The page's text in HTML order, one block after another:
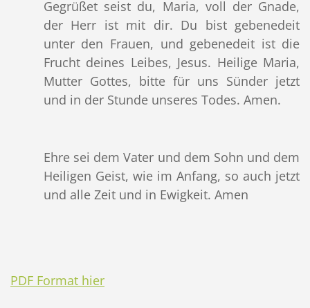
Gegrüßet seist du, Maria, voll der Gnade,
der Herr ist mit dir. Du bist gebenedeit
unter den Frauen, und gebenedeit ist die
Frucht deines Leibes, Jesus. Heilige Maria,
Mutter Gottes, bitte für uns Sünder jetzt
und in der Stunde unseres Todes. Amen.
Ehre sei dem Vater und dem Sohn und dem
Heiligen Geist, wie im Anfang, so auch jetzt
und alle Zeit und in Ewigkeit. Amen
PDF Format hier